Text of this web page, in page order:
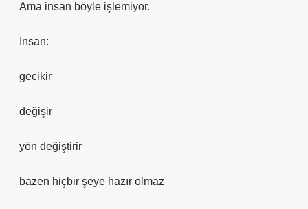
Ama insan böyle işlemiyor.
İnsan:
gecikir
değişir
yön değiştirir
bazen hiçbir şeye hazır olmaz